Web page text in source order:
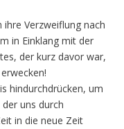
Verzweiflung nach
in Einklang mit der
der kurz davor war,
hindurchdrücken, um
uns durch
in die neue Zeit